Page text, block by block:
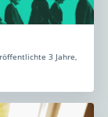
3 Jahre,